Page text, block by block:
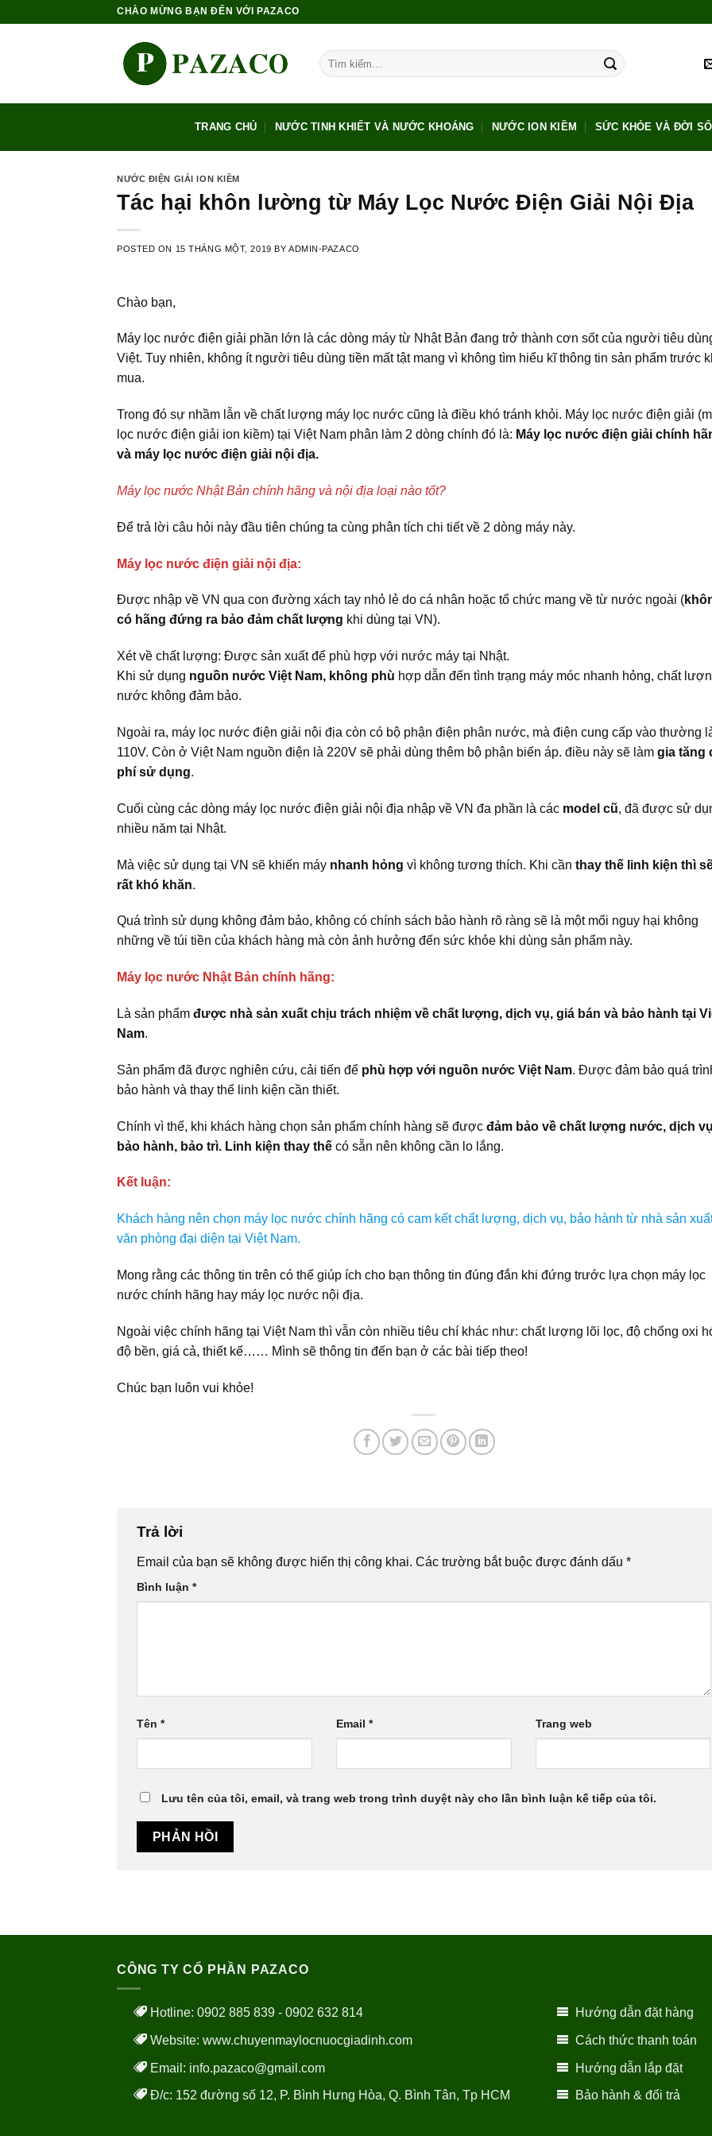
CHÀO MỪNG BẠN ĐẾN VỚI PAZACO
Tìm
kiếm:
TRANG CHỦ NƯỚC TINH KHIẾT VÀ NƯỚC KHOÁNG NƯỚC ION KIỀM SỨC KHỎE VÀ ĐỜI
NƯỚC ĐIỆN GIẢI ION KIỀM
Tác hại khôn lường từ Máy Lọc Nước Điện Giải Nội Địa
POSTED ON 15 THÁNG MỘT, 2019 BY ADMIN-PAZACO
Chào bạn,
Máy lọc nước điện giải phần lớn là các dòng máy từ Nhật Bản đang trở thành cơn sốt của người tiêu
Việt. Tuy nhiên, không ít người tiêu dùng tiền mất tật mang vì không tìm hiểu kĩ thông tin sản phẩm trước
mua.
Trong đó sự nhầm lẫn về chất lượng máy lọc nước cũng là điều khó tránh khỏi. Máy lọc nước điện giải
lọc nước điện giải ion kiềm) tại Việt Nam phân làm 2 dòng chính đó là: Máy lọc nước điện giải chính
và máy lọc nước điện giải nội địa.
Máy lọc nước Nhật Bản chính hãng và nội địa loại nào tốt?
Để trả lời câu hỏi này đầu tiên chúng ta cùng phân tích chi tiết về 2 dòng máy này.
Máy lọc nước điện giải nội địa:
Được nhập về VN qua con đường xách tay nhỏ lẻ do cá nhân hoặc tổ chức mang về từ nước ngoài (
có hãng đứng ra bảo đảm chất lượng khi dùng tại VN).
Xét về chất lượng: Được sản xuất để phù hợp với nước máy tại Nhật.
Khi sử dụng nguồn nước Việt Nam, không phù hợp dẫn đến tình trạng máy móc nhanh hỏng, chất
nước không đảm bảo.
Ngoài ra, máy lọc nước điện giải nội địa còn có bộ phận điện phân nước, mà điện cung cấp vào thường
110V. Còn ở Việt Nam nguồn điện là 220V sẽ phải dùng thêm bộ phận biến áp. điều này sẽ làm gia tăng
phí sử dụng.
Cuối cùng các dòng máy lọc nước điện giải nội địa nhập về VN đa phần là các model cũ, đã được sử
nhiều năm tại Nhật.
Mà việc sử dụng tại VN sẽ khiến máy nhanh hỏng vì không tương thích. Khi cần thay thế linh kiện thì
rất khó khăn.
Quá trình sử dụng không đảm bảo, không có chính sách bảo hành rõ ràng sẽ là một mối nguy hại không
những về túi tiền của khách hàng mà còn ảnh hưởng đến sức khỏe khi dùng sản phẩm này.
Máy lọc nước Nhật Bản chính hãng:
Là sản phẩm được nhà sản xuất chịu trách nhiệm về chất lượng, dịch vụ, giá bán và bảo hành tại
Nam.
Sản phẩm đã được nghiên cứu, cải tiến để phù hợp với nguồn nước Việt Nam. Được đảm bảo quá
bảo hành và thay thế linh kiện cần thiết.
Chính vì thế, khi khách hàng chọn sản phẩm chính hàng sẽ được đảm bảo về chất lượng nước, dịch vụ
bảo hành, bảo trì. Linh kiện thay thế có sẵn nên không cần lo lắng.
Kết luận:
Khách hàng nên chọn máy lọc nước chính hãng có cam kết chất lượng, dịch vụ, bảo hành từ nhà sản
văn phòng đại diện tại Việt Nam.
Mong rằng các thông tin trên có thể giúp ích cho bạn thông tin đúng đắn khi đứng trước lựa chọn máy lọc
nước chính hãng hay máy lọc nước nội địa.
Ngoài việc chính hãng tại Việt Nam thì vẫn còn nhiều tiêu chí khác như: chất lượng lõi lọc, độ chống oxi
độ bền, giá cả, thiết kế…… Mình sẽ thông tin đến bạn ở các bài tiếp theo!
Chúc bạn luôn vui khỏe!
Trả lời
Email của bạn sẽ không được hiển thị công khai. Các trường bắt buộc được đánh dấu *
Bình luận *
Tên * Email * Trang web
Lưu tên của tôi, email, và trang web trong trình duyệt này cho lần bình luận kế tiếp của tôi.
CÔNG TY CỔ PHẦN PAZACO
Hotline: 0902 885 839 - 0902 632 814
Website: www.chuyenmaylocnuocgiadinh.com
Email: info.pazaco@gmail.com
Đ/c: 152 đường số 12, P. Bình Hưng Hòa, Q. Bình Tân, Tp HCM
Hướng dẫn đặt hàng
Cách thức thanh toán
Hướng dẫn lắp đặt
Bảo hành & đổi trả